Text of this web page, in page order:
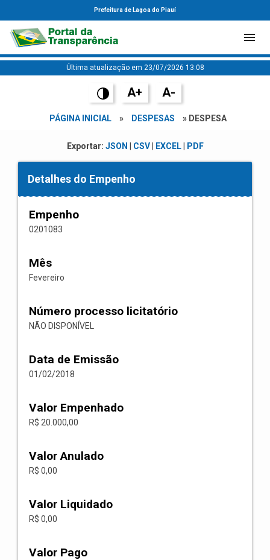
Prefeitura de Lagoa do Piauí
Última atualização em 23/07/2026 13:08
A+ A-
PÁGINA INICIAL » DESPESAS » DESPESA
Exportar: JSON CSV| EXCEL| PDF
Detalhes do Empenho
Empenho
0201083
Mês
Fevereiro
Número processo licitatório
NÃO DISPONÍVEL
Data de Emissão
01/02/2018
Valor Empenhado
R$ 20.000,00
Valor Anulado
R$ 0,00
Valor Liquidado
R$ 0,00
Valor Pago